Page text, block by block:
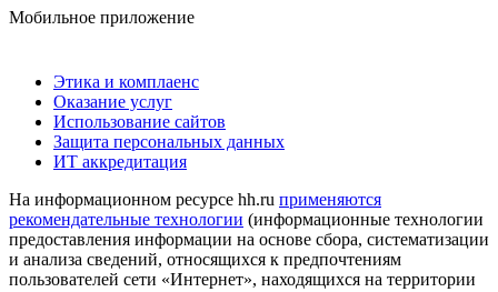
Мобильное приложение
Этика и комплаенс
Оказание услуг
Использование сайтов
Защита персональных данных
ИТ аккредитация
На информационном ресурсе hh.ru применяются
рекомендательные технологии (информационные технологии
предоставления информации на основе сбора, систематизации
и анализа сведений, относящихся к предпочтениям
пользователей сети «Интернет», находящихся на территории